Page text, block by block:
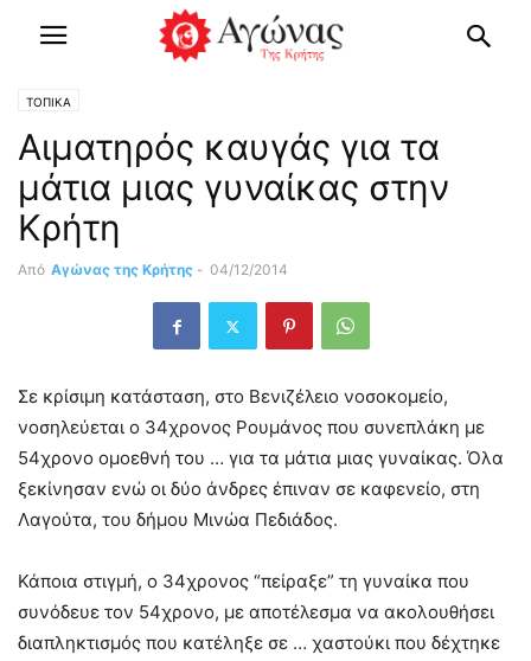
ΤΟΠΙΚΑ
Αιματηρός καυγάς για τα
μάτια μιας γυναίκας στην
Κρήτη
Από Αγώνας της Κρήτης - 04/12/2014
Σε κρίσιμη κατάσταση, στο Βενιζέλειο νοσοκομείο,
νοσηλεύεται ο 34χρονος Ρουμάνος που συνεπλάκη με
54χρονο ομοεθνή του … για τα μάτια μιας γυναίκας. Όλα
ξεκίνησαν ενώ οι δύο άνδρες έπιναν σε καφενείο, στη
Λαγούτα, του δήμου Μινώα Πεδιάδος.
Κάποια στιγμή, ο 34χρονος “πείραξε” τη γυναίκα που
συνόδευε τον 54χρονο, με αποτέλεσμα να ακολουθήσει
διαπληκτισμός που κατέληξε σε … χαστούκι που δέχτηκε